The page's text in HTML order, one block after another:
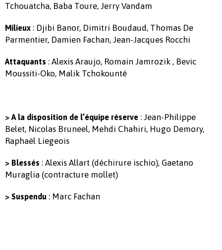
Tchouatcha, Baba Toure, Jerry Vandam
Milieux : Djibi Banor, Dimitri Boudaud, Thomas De
Parmentier, Damien Fachan, Jean-Jacques Rocchi
Attaquants : Alexis Araujo, Romain Jamrozik , Bevic
Moussiti-Oko, Malik Tchokounté
> A la disposition de l’équipe réserve : Jean-Philippe
Belet, Nicolas Bruneel, Mehdi Chahiri, Hugo Demory,
Raphaël Liegeois
> Blessés : Alexis Allart (déchirure ischio), Gaetano
Muraglia (contracture mollet)
> Suspendu : Marc Fachan